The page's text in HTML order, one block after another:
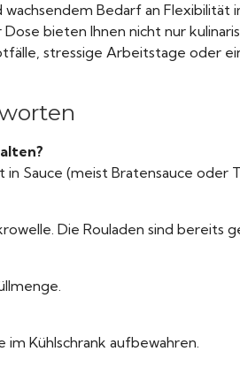
Bedarf an Flexibilität
bieten Ihnen nicht nur
stressige Arbeitstage oder
Sauce (meist Bratensauce oder
Die Rouladen sind bereits
Kühlschrank aufbewahren.